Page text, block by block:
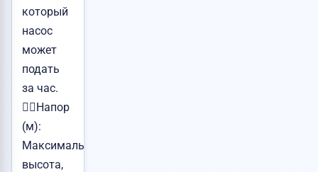
который
насос
может
подать
за час.
👉🏻Напор
(м):
Максимальная
высота,